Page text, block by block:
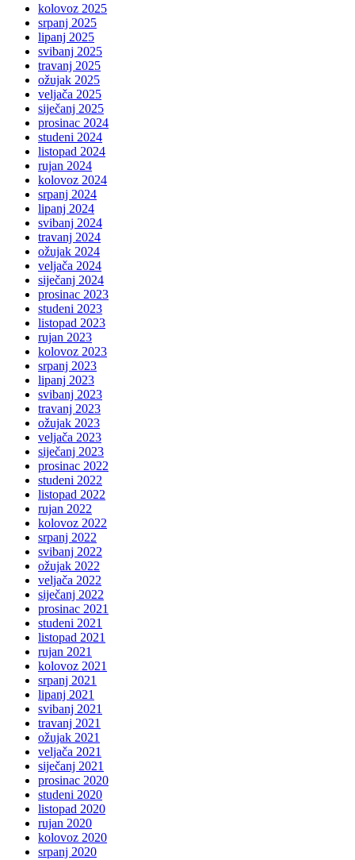
kolovoz 2025
srpanj 2025
lipanj 2025
svibanj 2025
travanj 2025
ožujak 2025
veljača 2025
siječanj 2025
prosinac 2024
studeni 2024
listopad 2024
rujan 2024
kolovoz 2024
srpanj 2024
lipanj 2024
svibanj 2024
travanj 2024
ožujak 2024
veljača 2024
siječanj 2024
prosinac 2023
studeni 2023
listopad 2023
rujan 2023
kolovoz 2023
srpanj 2023
lipanj 2023
svibanj 2023
travanj 2023
ožujak 2023
veljača 2023
siječanj 2023
prosinac 2022
studeni 2022
listopad 2022
rujan 2022
kolovoz 2022
srpanj 2022
svibanj 2022
ožujak 2022
veljača 2022
siječanj 2022
prosinac 2021
studeni 2021
listopad 2021
rujan 2021
kolovoz 2021
srpanj 2021
lipanj 2021
svibanj 2021
travanj 2021
ožujak 2021
veljača 2021
siječanj 2021
prosinac 2020
studeni 2020
listopad 2020
rujan 2020
kolovoz 2020
srpanj 2020